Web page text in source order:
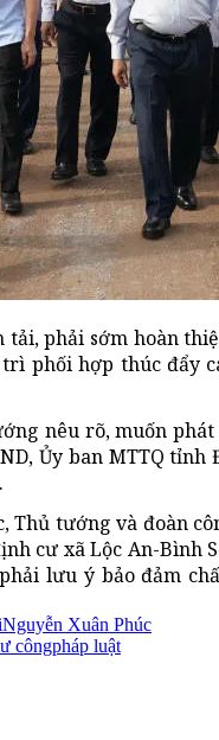
tải, phải sớm hoàn
phối hợp thúc đẩy
nêu rõ, muốn
Ủy ban MTTQ
Thủ tướng và đoàn
cư xã Lộc An-Bình
lưu ý bảo đảm
Nguyễn Xuân Phúc
côngpháp luật